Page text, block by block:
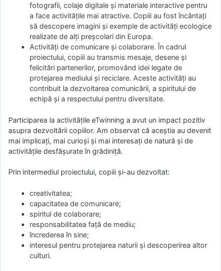
fotografii, colaje digitale și materiale interactive pentru
a face activitățile mai atractive. Copiii au fost încântați
să descopere imagini și exemple de activități ecologice
realizate de alți preșcolari din Europa.
Activități de comunicare și colaborare. În cadrul
proiectului, copiii au transmis mesaje, desene și
felicitări partenerilor, promovând idei legate de
protejarea mediului și reciclare. Aceste activități au
contribuit la dezvoltarea comunicării, a spiritului de
echipă și a respectului pentru diversitate.
Participarea la activitățile eTwinning a avut un impact pozitiv
asupra dezvoltării copiilor. Am observat că aceștia au devenit
mai implicați, mai curioși și mai interesați de natură și de
activitățile desfășurate în grădiniță.
Prin intermediul proiectului, copiii și-au dezvoltat:
creativitatea;
capacitatea de comunicare;
spiritul de colaborare;
responsabilitatea față de mediu;
încrederea în sine;
interesul pentru protejarea naturii și descoperirea altor
culturi.